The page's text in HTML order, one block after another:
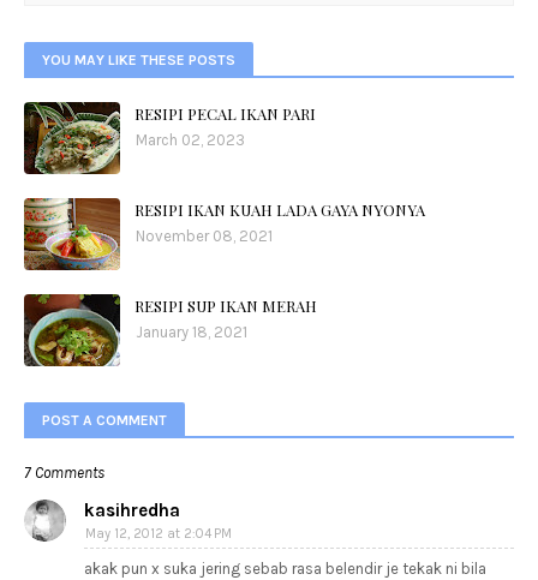
YOU MAY LIKE THESE POSTS
RESIPI PECAL IKAN PARI
March 02, 2023
RESIPI IKAN KUAH LADA GAYA NYONYA
November 08, 2021
RESIPI SUP IKAN MERAH
January 18, 2021
POST A COMMENT
7 Comments
kasihredha
May 12, 2012 at 2:04 PM
akak pun x suka jering sebab rasa belendir je tekak ni bila